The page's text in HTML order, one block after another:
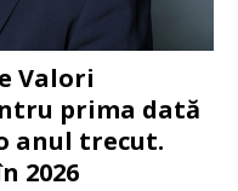
Valori
prima dată
anul trecut.
2026